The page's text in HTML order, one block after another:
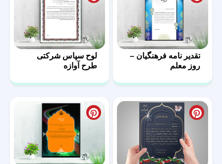
تقدیر نامه فرهنگیان –
روز معلم
لوح سپاس شرکتی
طرح آوازه